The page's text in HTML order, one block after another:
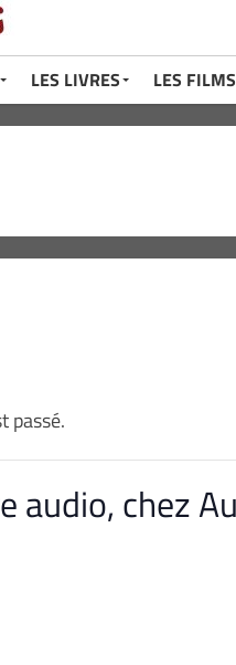
LES LIVRES LES FILMS
passé.
audio, chez